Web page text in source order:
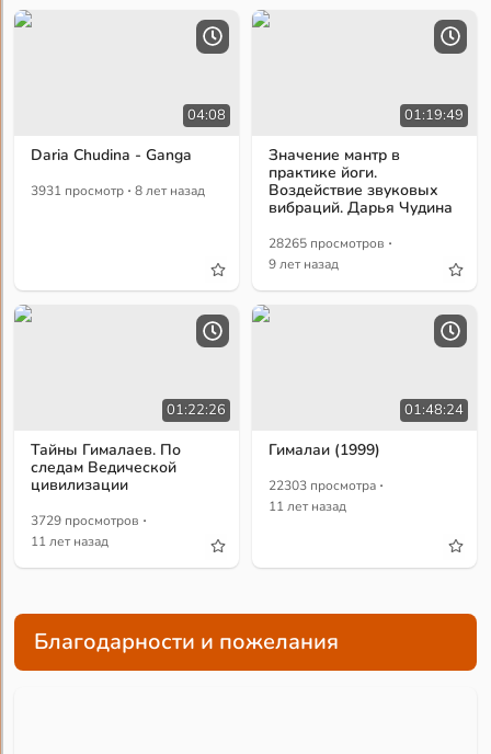
04:08
Daria Chudina - Ganga
3931 просмотр · 8 лет назад
01:19:49
Значение мантр в
практике йоги.
Воздействие звуковых
вибраций. Дарья Чудина
28265 просмотров ·
9 лет назад
01:22:26
Тайны Гималаев. По
следам Ведической
цивилизации
3729 просмотров ·
11 лет назад
01:48:24
Гималаи (1999)
22303 просмотра ·
11 лет назад
Благодарности и пожелания